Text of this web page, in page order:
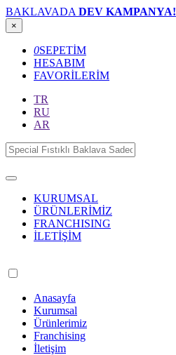
BAKLAVADA DEV KAMPANYA!
×
0SEPETİM
HESABIM
FAVORİLERİM
TR
RU
AR
KURUMSAL
ÜRÜNLERİMİZ
FRANCHISING
İLETİŞİM
Anasayfa
Kurumsal
Ürünlerimiz
Franchising
İletişim